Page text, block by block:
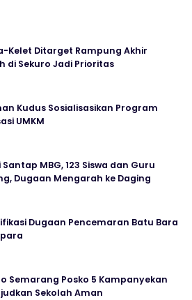
Kelet Ditarget Rampung Akhir
di Sekuro Jadi Prioritas
Kudus Sosialisasikan Program
UMKM
MBG, 123 Siswa dan Guru
Dugaan Mengarah ke Daging
Dugaan Pencemaran Batu Bara
Semarang Posko 5 Kampanyekan
Sekolah Aman